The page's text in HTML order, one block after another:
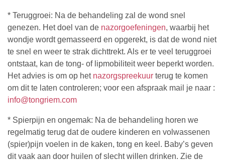
* Teruggroei: Na de behandeling zal de wond snel
genezen. Het doel van de nazorgoefeningen, waarbij het
wondje wordt gemasseerd en opgerekt, is dat de wond niet
te snel en weer te strak dichttrekt. Als er te veel teruggroei
ontstaat, kan de tong- of lipmobiliteit weer beperkt worden.
Het advies is om op het nazorgspreekuur terug te komen
om dit te laten controleren; voor een afspraak mail je naar :
info@tongriem.com
* Spierpijn en ongemak: Na de behandeling horen we
regelmatig terug dat de oudere kinderen en volwassenen
(spier)pijn voelen in de kaken, tong en keel. Baby’s geven
dit vaak aan door huilen of slecht willen drinken. Zie de